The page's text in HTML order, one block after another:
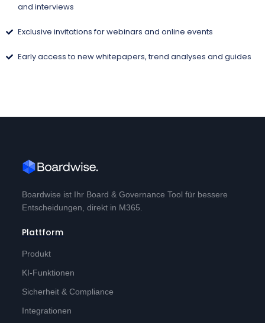
and interviews
Exclusive invitations for webinars and online events
Early access to new whitepapers, trend analyses and guides
Boardwise ist Ihr Board & Governance Tool für bessere
Entscheidungen, direkt in M365.
Plattform
Produkt
KI-Funktionen
Sicherheit & Compliance
Integrationen